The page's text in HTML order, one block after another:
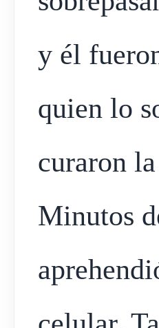
y él
quien lo
curaron
Minutos